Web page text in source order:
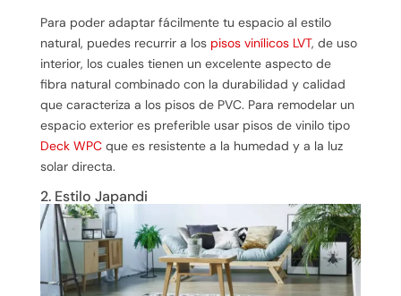
Para poder adaptar fácilmente tu espacio al estilo
natural, puedes recurrir a los pisos vinílicos LVT, de uso
interior, los cuales tienen un excelente aspecto de
fibra natural combinado con la durabilidad y calidad
que caracteriza a los pisos de PVC. Para remodelar un
espacio exterior es preferible usar pisos de vinilo tipo
Deck WPCque es resistente a la humedad y a la luz
solar directa.
2. Estilo Japandi